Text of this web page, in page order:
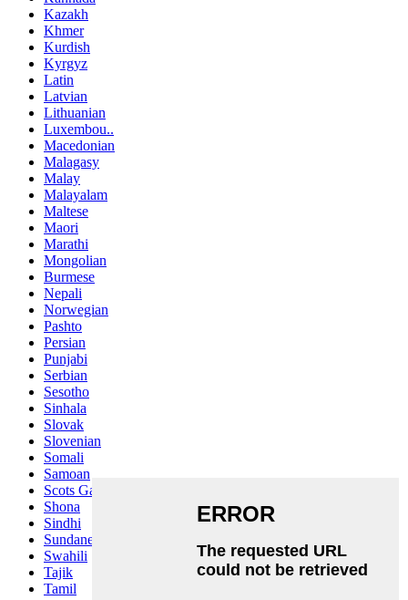
Kazakh
Khmer
Kurdish
Kyrgyz
Latin
Latvian
Lithuanian
Luxembou..
Macedonian
Malagasy
Malay
Malayalam
Maltese
Maori
Marathi
Mongolian
Burmese
Nepali
Norwegian
Pashto
Persian
Punjabi
Serbian
Sesotho
Sinhala
Slovak
Slovenian
Somali
Samoan
Scots Gaelic
Shona
Sindhi
Sundanese
Swahili
Tajik
Tamil